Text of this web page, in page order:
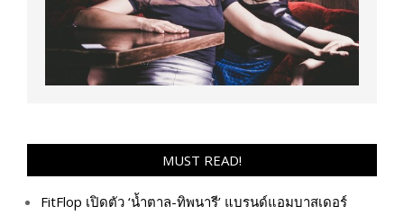
MUST READ!
FitFlop เปิดตัว ‘น้ำตาล-ทิพนารี’ แบรนด์แอมบาสเดอร์